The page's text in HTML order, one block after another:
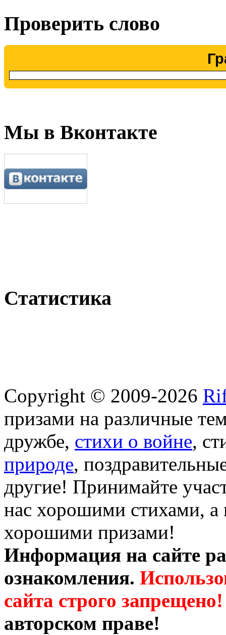
Проверить слово
Мы в Вконтакте
Статистика
Copyright © 2009-2026
призами на различные
дружбе, стихи о войне,
природе,
другие! Принимайте
нас хорошими стихами, а
хорошими призами!
Информация на сайте
ознакомления.
сайта строго запрещено!
авторском праве!